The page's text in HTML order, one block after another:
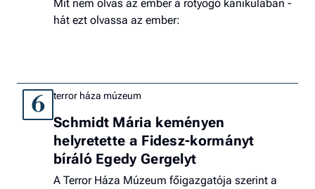
Mit nem olvas az ember a rotyogó kánikulában -
hát ezt olvassa az ember:
6 terror háza múzeum
Schmidt Mária keményen
helyretette a Fidesz-kormányt
bíráló Egedy Gergelyt
A Terror Háza Múzeum főigazgatója szerint a